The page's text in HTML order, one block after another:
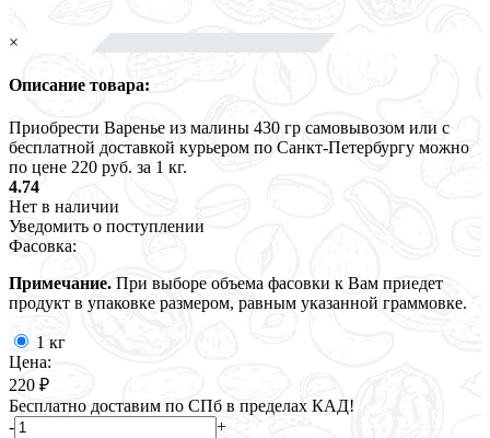
×
Описание товара:
Приобрести Варенье из малины 430 гр самовывозом или с
бесплатной доставкой курьером по Санкт-Петербургу можно
по цене 220 руб. за 1 кг.
4.74
Нет в наличии
Уведомить о поступлении
Фасовка:
Примечание. При выборе объема фасовки к Вам приедет
продукт в упаковке размером, равным указанной граммовке.
1 кг
Цена:
220 ₽
Бесплатно доставим по СПб в пределах КАД!
-
+